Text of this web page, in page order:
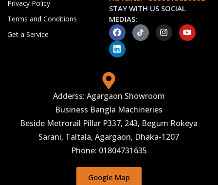
Privacy Policy
Terms and Conditions
Get a Service
STAY WITH US SOCIAL
MEDIAS:
Adderss: Agargaon Showroom
Business Bangla Machineries
Beside Metrorail Pillar P337, 243, Begum Rokeya
Sarani, Taltala, Agargaon, Dhaka-1207
Phone: 01804731635
Google Map